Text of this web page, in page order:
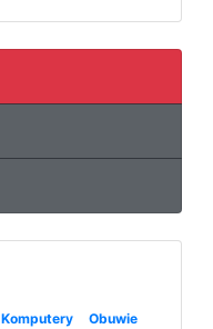
Komputery
Obuwie